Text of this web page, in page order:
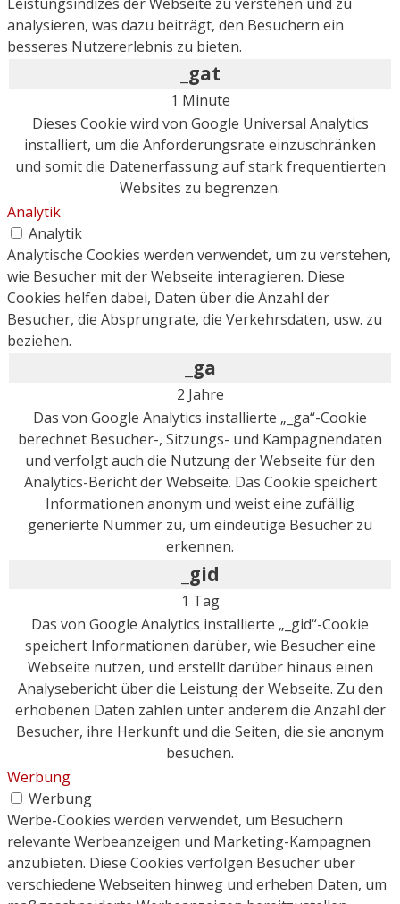
analysieren, was dazu beiträgt, den Besuchern ein
besseres Nutzererlebnis zu bieten.
_gat
1 Minute
Dieses Cookie wird von Google Universal Analytics
installiert, um die Anforderungsrate einzuschränken
und somit die Datenerfassung auf stark frequentierten
Websites zu begrenzen.
Analytik
Analytik
Analytische Cookies werden verwendet, um zu verstehen,
wie Besucher mit der Webseite interagieren. Diese
Cookies helfen dabei, Daten über die Anzahl der
Besucher, die Absprungrate, die Verkehrsdaten, usw. zu
beziehen.
_ga
2 Jahre
Das von Google Analytics installierte „_ga“-Cookie
berechnet Besucher-, Sitzungs- und Kampagnendaten
und verfolgt auch die Nutzung der Webseite für den
Analytics-Bericht der Webseite. Das Cookie speichert
Informationen anonym und weist eine zufällig
generierte Nummer zu, um eindeutige Besucher zu
erkennen.
_gid
1 Tag
Das von Google Analytics installierte „_gid“-Cookie
speichert Informationen darüber, wie Besucher eine
Webseite nutzen, und erstellt darüber hinaus einen
Analysebericht über die Leistung der Webseite. Zu den
erhobenen Daten zählen unter anderem die Anzahl der
Besucher, ihre Herkunft und die Seiten, die sie anonym
besuchen.
Werbung
Werbung
Werbe-Cookies werden verwendet, um Besuchern
relevante Werbeanzeigen und Marketing-Kampagnen
anzubieten. Diese Cookies verfolgen Besucher über
verschiedene Webseiten hinweg und erheben Daten, um